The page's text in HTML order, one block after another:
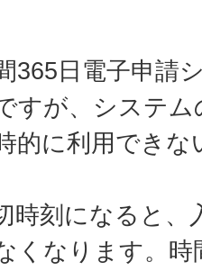
365日電子申請
すが、システ
的に利用できな
時刻になると、
くなります。